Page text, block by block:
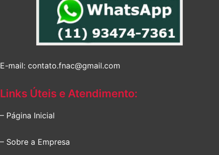
E-mail: contato.fnac@gmail.com
Links Úteis e Atendimento:
– Página Inicial
– Sobre a Empresa